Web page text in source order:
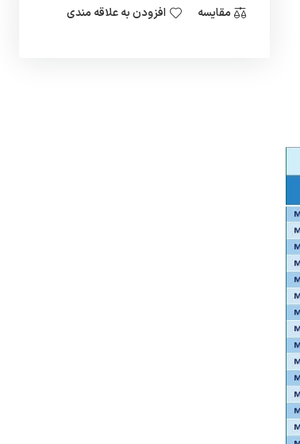
مقایسه افزودن به علاقه مندی